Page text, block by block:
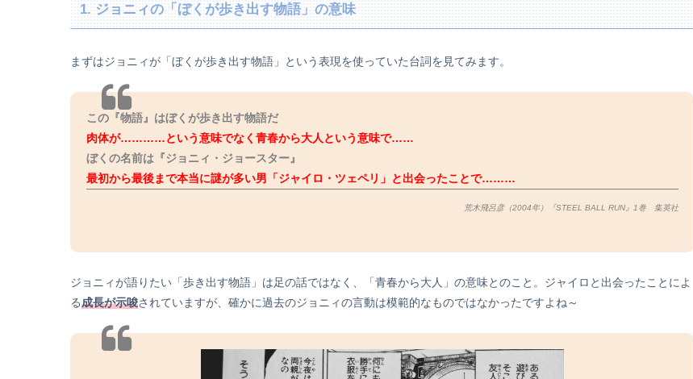
1. ジョニィの「ぼくが歩き出す物語」の意味
まずはジョニィが「ぼくが歩き出す物語」という表現を使っていた台詞を見てみます。
この『物語』はぼくが歩き出す物語だ
肉体が…………という意味でなく青春から大人という意味で……
ぼくの名前は『ジョニィ・ジョースター』
最初から最後まで本当に謎が多い男「ジャイロ・ツェペリ」と出会ったことで………
荒木飛呂彦（2004年）『STEEL BALL RUN』1巻 集英社
ジョニィが語りたい「歩き出す物語」は足の話ではなく、「青春から大人」の意味とのこと。ジャイロと出会ったことによ
る成長が示唆されていますが、確かに過去のジョニィの言動は模範的なものではなかったですよね～